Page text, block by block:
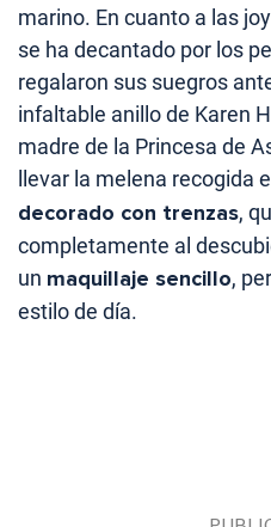
marino. En cuanto a las
se ha decantado por los
regalaron sus suegros
infaltable anillo de Karen
madre de la Princesa de
llevar la melena recogida
decorado con trenzas,
completamente al
un maquillaje sencillo,
estilo de día.